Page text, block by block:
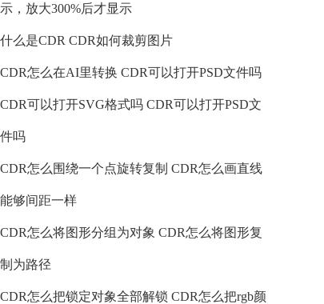
示，放大300%后才显示
什么是CDR CDR如何裁剪图片
CDR怎么在AI里转换 CDR可以打开PSD文件吗
CDR可以打开SVG格式吗 CDR可以打开PSD文
件吗
CDR怎么围绕一个点旋转复制 CDR怎么画直线
能够间距一样
CDR怎么将图形分组为对象 CDR怎么将图形复
制为路径
CDR怎么把锁定对象全部解锁 CDR怎么把rgb颜